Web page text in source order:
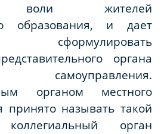
воли жителей
образования, и дает
сформулировать
органа
органом местного
принято называть такой
коллегиальный орган